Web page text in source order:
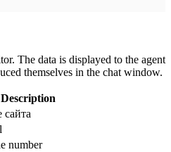
The data is displayed to the agent
themselves in the chat window.
Description
сайта
number